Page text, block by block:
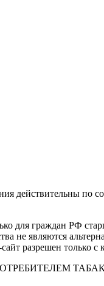
действительны по
для граждан РФ
являются
разрешен только